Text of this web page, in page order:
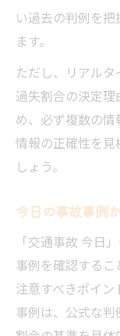
い過去の判例を
ます。
ただし、リアル
過失割合の決定
め、必ず複数の情
情報の正確性を見
しょう。
今日の事故事例
「交通事故 今日
事例を確認するこ
注意すべきポイ
事例は、公式な